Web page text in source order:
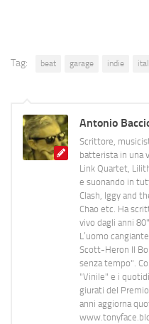
Tag: beat garage indie
Antonio
Scrittore,
batterista in una
Link Quartet,
e suonando in
Clash, Iggy and
Chao etc. Ha
vivo dagli anni
L’uomo
Scott-Heron Il
senza tempo".
"Vinile" e i
giurati del
anni aggiorna